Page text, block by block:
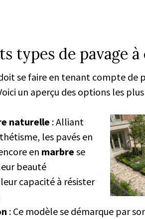
types de pavage
se faire en tenant compte de
un aperçu des options les
naturelle : Alliant
les pavés en
en marbre se
beauté
capacité à résister
: Ce modèle se démarque par